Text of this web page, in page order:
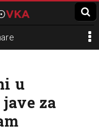
u
za